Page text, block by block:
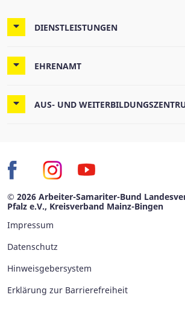
DIENSTLEISTUNGEN
EHRENAMT
AUS- UND
© 2026 Arbeiter-Samariter-Bund
Pfalz e.V., Kreisverband Mainz-Bingen
Impressum
Datenschutz
Hinweisgebersystem
Erklärung zur Barrierefreiheit